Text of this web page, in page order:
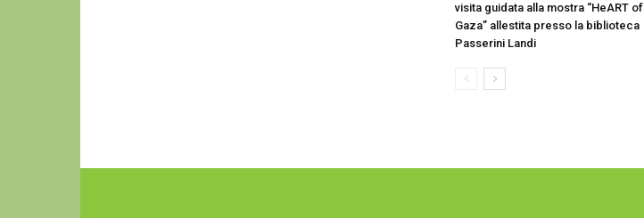
visita guidata alla mostra “HeART of
Gaza” allestita presso la biblioteca
Passerini Landi